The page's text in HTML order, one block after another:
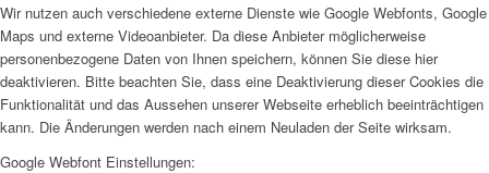
Wir nutzen auch verschiedene externe Dienste wie Google Webfonts, Google
Maps und externe Videoanbieter. Da diese Anbieter möglicherweise
personenbezogene Daten von Ihnen speichern, können Sie diese hier
deaktivieren. Bitte beachten Sie, dass eine Deaktivierung dieser Cookies die
Funktionalität und das Aussehen unserer Webseite erheblich beeinträchtigen
kann. Die Änderungen werden nach einem Neuladen der Seite wirksam.
Google Webfont Einstellungen: